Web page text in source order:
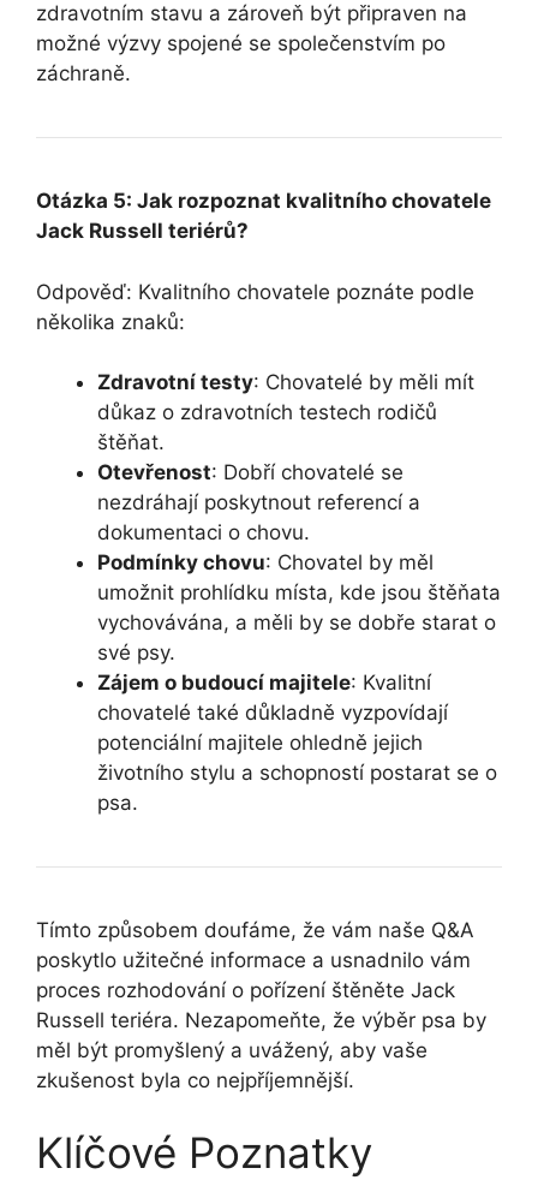
zdravotním stavu a zároveň být připraven na
možné výzvy spojené se společenstvím po
záchraně.
Otázka 5: Jak rozpoznat kvalitního chovatele
Jack Russell teriérů?
Odpověď: Kvalitního chovatele poznáte podle
několika znaků:
Zdravotní testy: Chovatelé by měli mít
důkaz o zdravotních testech rodičů
štěňat.
Otevřenost: Dobří chovatelé se
nezdráhají poskytnout referencí a
dokumentaci o chovu.
Podmínky chovu: Chovatel by měl
umožnit prohlídku místa, kde jsou štěňata
vychovávána, a měli by se dobře starat o
své psy.
Zájem o budoucí majitele: Kvalitní
chovatelé také důkladně vyzpovídají
potenciální majitele ohledně jejich
životního stylu a schopností postarat se o
psa.
Tímto způsobem doufáme, že vám naše Q&A
poskytlo užitečné informace a usnadnilo vám
proces rozhodování o pořízení štěněte Jack
Russell teriéra. Nezapomeňte, že výběr psa by
měl být promyšlený a uvážený, aby vaše
zkušenost byla co nejpříjemnější.
Klíčové Poznatky